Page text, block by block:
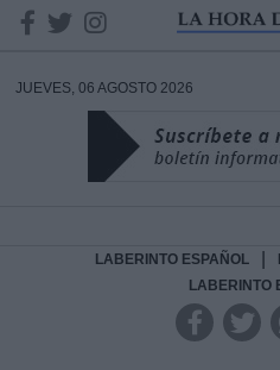
JUEVES, 06 AGOSTO 2026
LABERINTO ESPAÑOL
LABERINTO
DATOS
Responsable: